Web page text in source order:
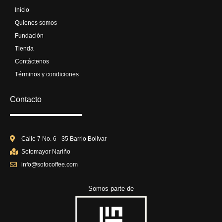
Inicio
Quienes somos
Fundación
Tienda
Contáctenos
Términos y condiciones
Contacto
Calle 7 No. 6 - 35 Barrio Bolivar
Sotomayor Nariño
info@sotocoffee.com
Somos parte de